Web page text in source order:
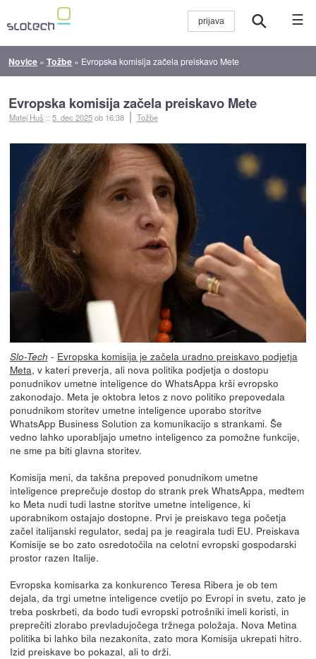
☰
Novice »Tožbe » Evropska komisija začela preiskavo Mete
Evropska komisija začela preiskavo Mete
Matej Huš ::5. dec 2025ob 16:38 Tožbe
Slo-Tech - Evropska komisija je začela uradno preiskavo podjetja
Meta, v kateri preverja, ali nova politika podjetja o dostopu
ponudnikov umetne inteligence do WhatsAppa krši evropsko
zakonodajo. Meta je oktobra letos z novo politiko prepovedala
ponudnikom storitev umetne inteligence uporabo storitve
WhatsApp Business Solution za komunikacijo s strankami. Še
vedno lahko uporabljajo umetno inteligenco za pomožne funkcije,
ne sme pa biti glavna storitev.
Komisija meni, da takšna prepoved ponudnikom umetne
inteligence preprečuje dostop do strank prek WhatsAppa, medtem
ko Meta nudi tudi lastne storitve umetne inteligence, ki
uporabnikom ostajajo dostopne. Prvi je preiskavo tega početja
začel italijanski regulator, sedaj pa je reagirala tudi EU. Preiskava
Komisije se bo zato osredotočila na celotni evropski gospodarski
prostor razen Italije.
Evropska komisarka za konkurenco Teresa Ribera je ob tem
dejala, da trgi umetne inteligence cvetijo po Evropi in svetu, zato je
treba poskrbeti, da bodo tudi evropski potrošniki imeli koristi, in
preprečiti zlorabo prevladujočega tržnega položaja. Nova Metina
politika bi lahko bila nezakonita, zato mora Komisija ukrepati hitro.
Izid preiskave bo pokazal, ali to drži.